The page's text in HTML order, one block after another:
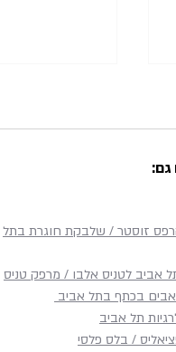
דיקור סיני
טיפול
טורדני
גם:
זוסטר / שלבקת חוגרת בתל
אביב לטניס אלבו / מרפק טניס
בכתף​ בתל אביב
תל אביב
/ בלס פלסי